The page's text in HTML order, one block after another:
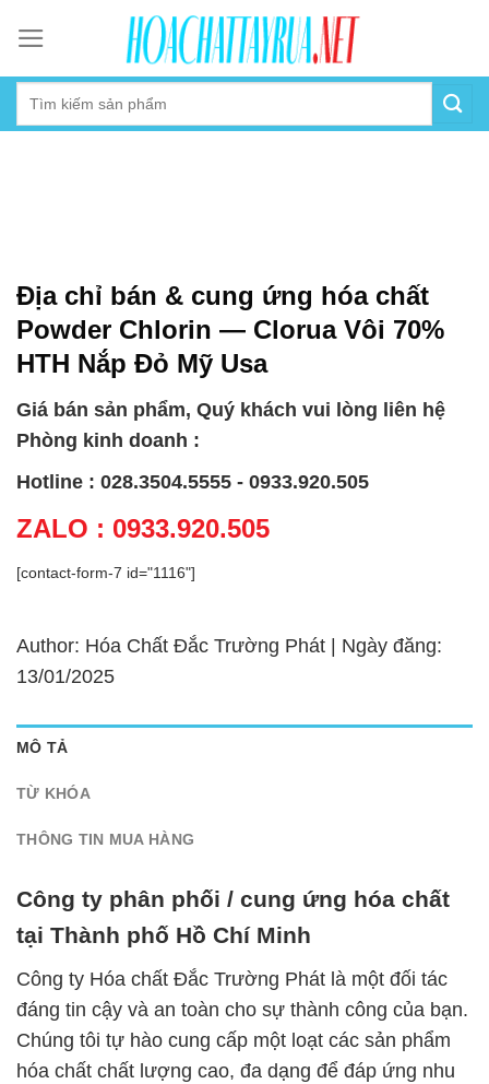
content
Địa chỉ bán & cung ứng hóa chất
Powder Chlorin — Clorua Vôi 70%
HTH Nắp Đỏ Mỹ Usa
Giá bán sản phẩm, Quý khách vui lòng liên hệ
Phòng kinh doanh :
Hotline : 028.3504.5555 - 0933.920.505
ZALO : 0933.920.505
[contact-form-7 id="1116"]
Author: Hóa Chất Đắc Trường Phát | Ngày đăng:
13/01/2025
MÔ TẢ
TỪ KHÓA
THÔNG TIN MUA HÀNG
Công ty phân phối / cung ứng hóa chất
tại Thành phố Hồ Chí Minh
Công ty Hóa chất Đắc Trường Phát là một đối tác
đáng tin cậy và an toàn cho sự thành công của bạn.
Chúng tôi tự hào cung cấp một loạt các sản phẩm
hóa chất chất lượng cao, đa dạng để đáp ứng nhu